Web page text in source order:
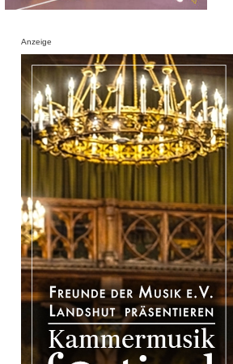
Anzeige